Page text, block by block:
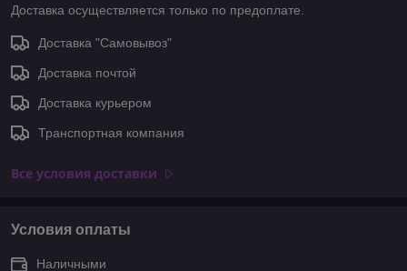
Доставка осуществляется только по предоплате.
Доставка "Самовывоз"
Доставка почтой
Доставка курьером
Транспортная компания
Все условия доставки
Условия оплаты
Наличными